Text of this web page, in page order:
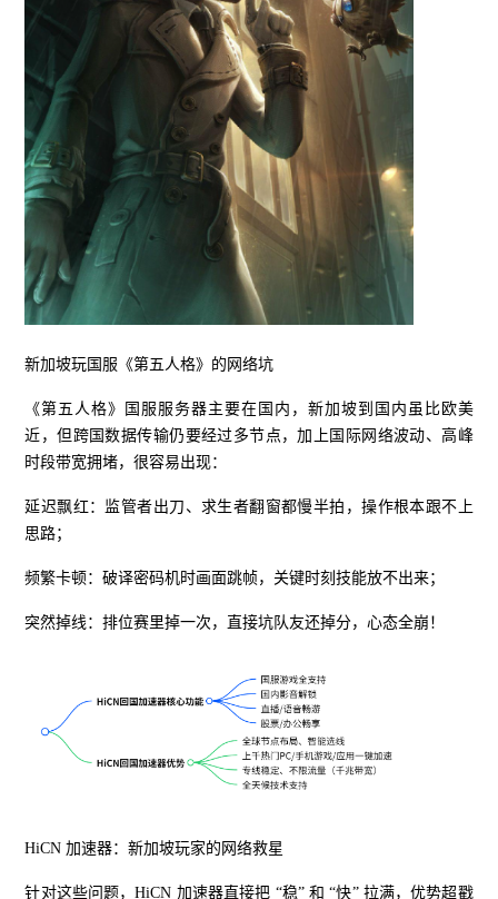
新加坡玩国服《第五人格》的网络坑
《第五人格》国服服务器主要在国内，新加坡到国内虽比欧美
近，但跨国数据传输仍要经过多节点，加上国际网络波动、高峰
时段带宽拥堵，很容易出现：
延迟飘红：监管者出刀、求生者翻窗都慢半拍，操作根本跟不上
思路；
频繁卡顿：破译密码机时画面跳帧，关键时刻技能放不出来；
突然掉线：排位赛里掉一次，直接坑队友还掉分，心态全崩！
HiCN 加速器：新加坡玩家的网络救星
针对这些问题，HiCN 加速器直接把 “稳” 和 “快” 拉满，优势超戳